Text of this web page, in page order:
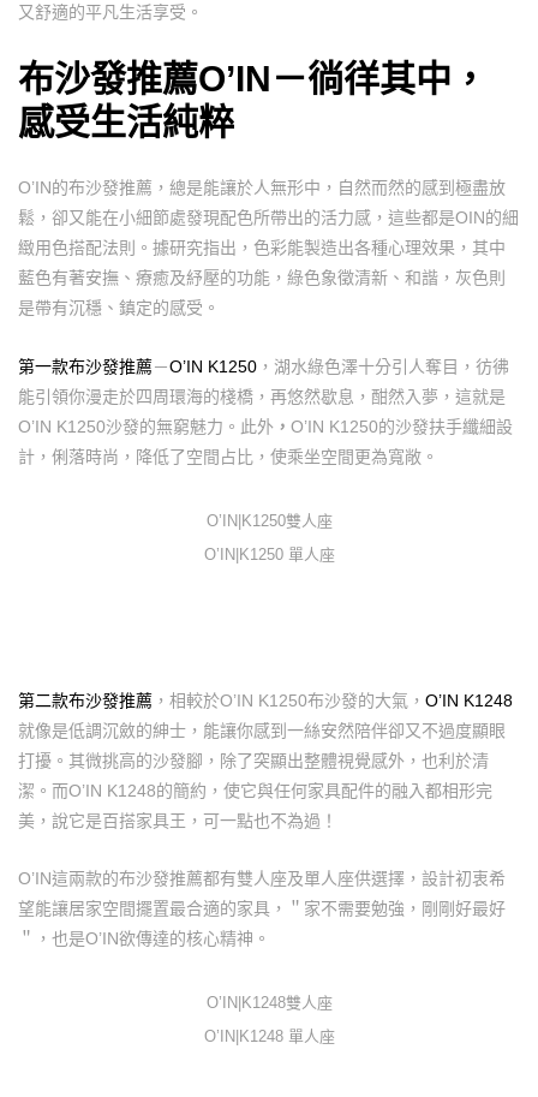
又舒適的平凡生活享受。
布沙發推薦O’IN－徜徉其中，
感受生活純粹
O’IN的布沙發推薦，總是能讓於人無形中，自然而然的感到極盡放
鬆，卻又能在小細節處發現配色所帶出的活力感，這些都是OIN的細
緻用色搭配法則。據研究指出，色彩能製造出各種心理效果，其中
藍色有著安撫、療癒及紓壓的功能，綠色象徵清新、和諧，灰色則
是帶有沉穩、鎮定的感受。
第一款布沙發推薦－O’IN K1250 ，湖水綠色澤十分引人奪目，彷彿
能引領你漫走於四周環海的棧橋，再悠然歇息，酣然入夢，這就是
O’IN K1250沙發的無窮魅力。此外 ， O’IN K1250的沙發扶手纖細設
計，俐落時尚，降低了空間占比，使乘坐空間更為寬敞。
O’IN|K1250雙人座
O’IN|K1250 單人座
第二款布沙發推薦 ，相較於O’IN K1250布沙發的大氣， O’IN K1248
就像是低調沉斂的紳士，能讓你感到一絲安然陪伴卻又不過度顯眼
打擾。其微挑高的沙發腳，除了突顯出整體視覺感外，也利於清
潔。而O’IN K1248的簡約，使它與任何家具配件的融入都相形完
美，說它是百搭家具王，可一點也不為過！
O’IN這兩款的布沙發推薦都有雙人座及單人座供選擇，設計初衷希
望能讓居家空間擺置最合適的家具，＂家不需要勉強，剛剛好最好
＂，也是O’IN欲傳達的核心精神。
O’IN|K1248雙人座
O’IN|K1248 單人座